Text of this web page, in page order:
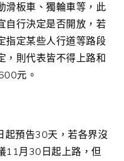
滑板車、獨輪車等，此
自行決定是否開放，若
指定某些人行道等路段
，則代表皆不得上路和
元。
起預告30天，若各界沒
11月30日起上路，但